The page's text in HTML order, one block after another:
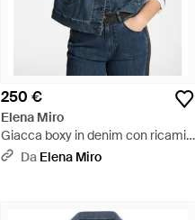
250 €
Elena Miro
Giacca boxy in denim con ricami -
Blu Da Elena Miro